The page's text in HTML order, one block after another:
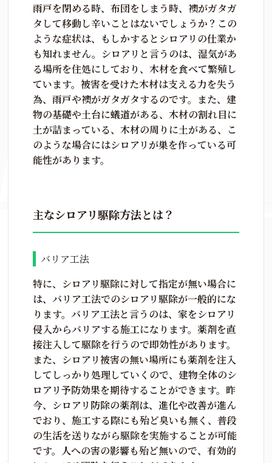
雨戸を閉める時、布団をしまう時、襖がガタガ
タして移動し辛いことはないでしょうか？この
ような症状は、もしかするとシロアリの仕業か
も知れません。シロアリと言うのは、湿気があ
る場所を住処にしており、木材を食べて繁殖し
ています。被害を受けた木材は支える力を失う
為、雨戸や襖がガタガタするのです。また、建
物の基礎や土台に蟻道がある、木材の割れ目に
土が詰まっている、木材の周りに土がある、こ
のような場合にはシロアリが巣を作っている可
能性があります。
主なシロアリ駆除方法とは？
バリア工法
特に、シロアリ駆除に対して指定が無い場合に
は、バリア工法でのシロアリ駆除が一般的にな
ります。バリア工法と言うのは、家をシロアリ
侵入からバリアする施工になります。薬剤を直
接注入して駆除を行うので即効性があります。
また、シロアリ被害の無い場所にも薬剤を注入
してしっかり処理していくので、建物全体のシ
ロアリ予防効果を期待することができます。昨
今、シロアリ防除の薬剤は、進化や改善が進ん
でおり、施工する際にも殆ど臭いも無く、普段
の生活を送りながら駆除を実施することが可能
です。人への害の影響も殆ど無いので、有効的